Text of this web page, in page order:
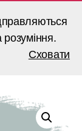
Сховати